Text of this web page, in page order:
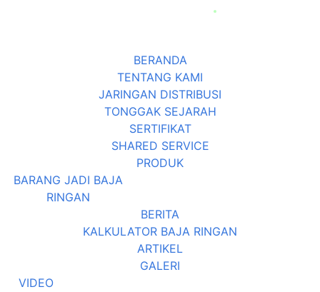
BERANDA
TENTANG KAMI
JARINGAN DISTRIBUSI
TONGGAK SEJARAH
SERTIFIKAT
SHARED SERVICE
PRODUK
BARANG JADI BAJA
RINGAN
BERITA
KALKULATOR BAJA RINGAN
ARTIKEL
GALERI
VIDEO